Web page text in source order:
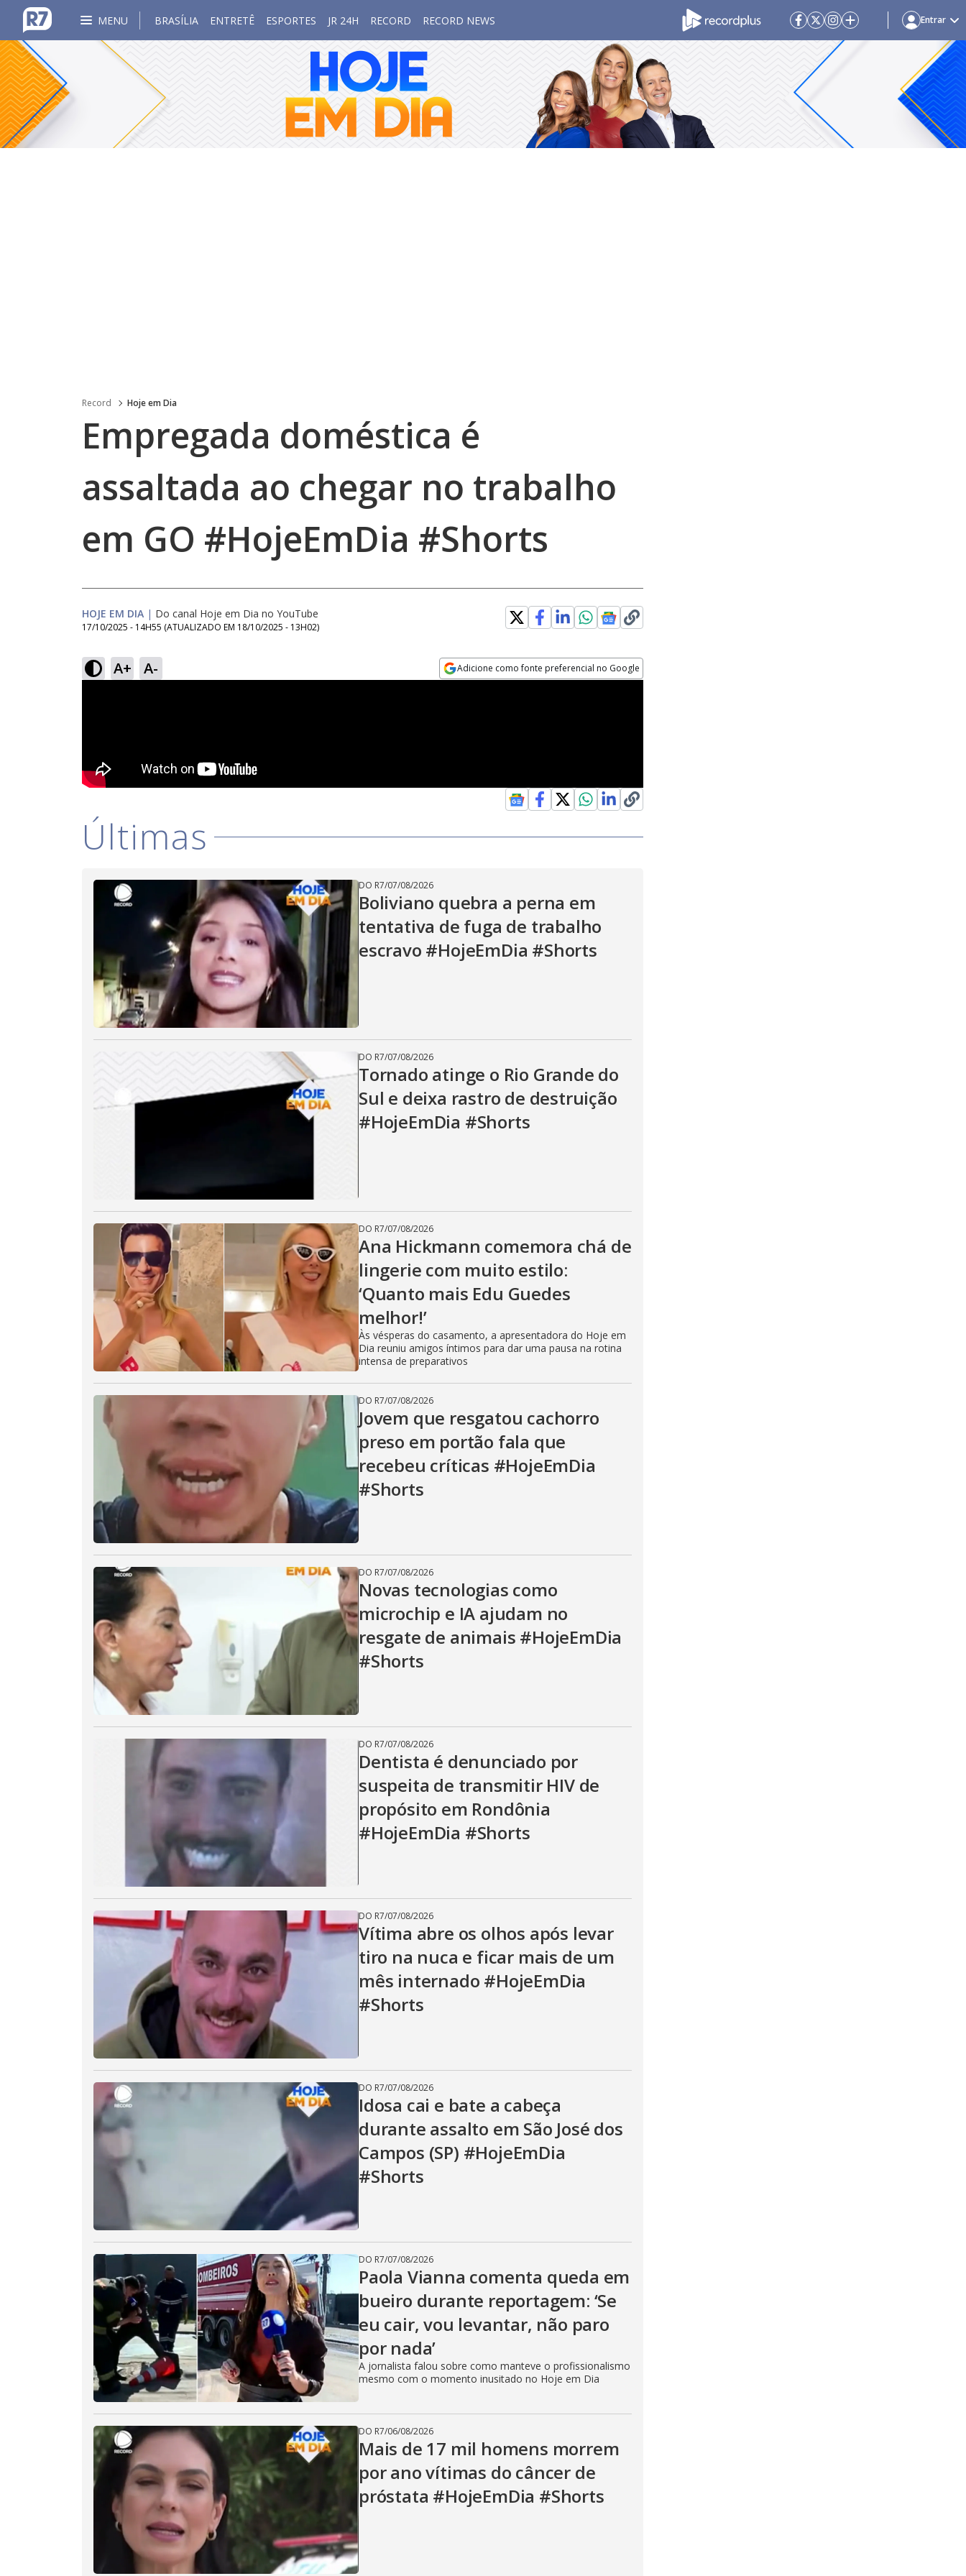
MENU BRASÍLIA ENTRETÊ ESPORTES JR 24H RECORD RECORD NEWS Entrar
Record Hoje em Dia
Empregada doméstica é
assaltada ao chegar no trabalho
em GO #HojeEmDia #Shorts
HOJE EM DIA | Do canal Hoje em Dia no YouTube
17/10/2025 - 14H55 (ATUALIZADO EM 18/10/2025 - 13H02)
A+ A- Adicione como fonte preferencial no Google
Últimas
DO R7/07/08/2026
Boliviano quebra a perna em
tentativa de fuga de trabalho
escravo #HojeEmDia #Shorts
DO R7/07/08/2026
Tornado atinge o Rio Grande do
Sul e deixa rastro de destruição
#HojeEmDia #Shorts
DO R7/07/08/2026
Ana Hickmann comemora chá de
lingerie com muito estilo:
‘Quanto mais Edu Guedes
melhor!’
Às vésperas do casamento, a apresentadora do Hoje em
Dia reuniu amigos íntimos para dar uma pausa na rotina
intensa de preparativos
DO R7/07/08/2026
Jovem que resgatou cachorro
preso em portão fala que
recebeu críticas #HojeEmDia
#Shorts
DO R7/07/08/2026
Novas tecnologias como
microchip e IA ajudam no
resgate de animais #HojeEmDia
#Shorts
DO R7/07/08/2026
Dentista é denunciado por
suspeita de transmitir HIV de
propósito em Rondônia
#HojeEmDia #Shorts
DO R7/07/08/2026
Vítima abre os olhos após levar
tiro na nuca e ficar mais de um
mês internado #HojeEmDia
#Shorts
DO R7/07/08/2026
Idosa cai e bate a cabeça
durante assalto em São José dos
Campos (SP) #HojeEmDia
#Shorts
DO R7/07/08/2026
Paola Vianna comenta queda em
bueiro durante reportagem: ‘Se
eu cair, vou levantar, não paro
por nada’
A jornalista falou sobre como manteve o profissionalismo
mesmo com o momento inusitado no Hoje em Dia
DO R7/06/08/2026
Mais de 17 mil homens morrem
por ano vítimas do câncer de
próstata #HojeEmDia #Shorts